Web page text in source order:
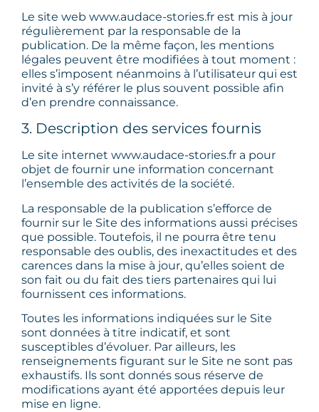
Le site web www.audace-stories.fr est mis à jour
régulièrement par la responsable de la
publication. De la même façon, les mentions
légales peuvent être modifiées à tout moment :
elles s’imposent néanmoins à l’utilisateur qui est
invité à s’y référer le plus souvent possible afin
d’en prendre connaissance.
3. Description des services fournis
Le site internet www.audace-stories.fr a pour
objet de fournir une information concernant
l’ensemble des activités de la société.
La responsable de la publication s’efforce de
fournir sur le Site des informations aussi précises
que possible. Toutefois, il ne pourra être tenu
responsable des oublis, des inexactitudes et des
carences dans la mise à jour, qu’elles soient de
son fait ou du fait des tiers partenaires qui lui
fournissent ces informations.
Toutes les informations indiquées sur le Site
sont données à titre indicatif, et sont
susceptibles d’évoluer. Par ailleurs, les
renseignements figurant sur le Site ne sont pas
exhaustifs. Ils sont donnés sous réserve de
modifications ayant été apportées depuis leur
mise en ligne.